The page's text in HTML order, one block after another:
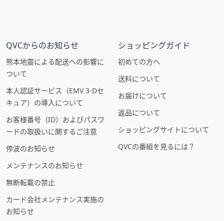
QVCからのお知らせ
熊本地震による配送への影響に
ついて
本人認証サービス（EMV 3-Dセ
キュア）の導入について
お客様番号（ID）およびパスワ
ードの取扱いに関するご注意
停波のお知らせ
メンテナンスのお知らせ
無断転載の禁止
カード会社メンテナンス実施の
お知らせ
ショッピングガイド
初めての方へ
送料について
お届けについて
返品について
ショッピングサイトについて
QVCの番組を見るには？